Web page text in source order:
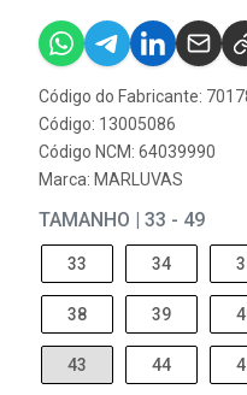
Código do Fabricante:
Código: 13005086
Código NCM: 64039990
Marca: MARLUVAS
TAMANHO | 33 - 49
33 34
38 39
43 44